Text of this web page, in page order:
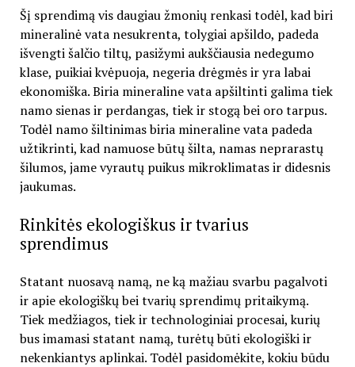
Šį sprendimą vis daugiau žmonių renkasi todėl, kad biri
mineralinė vata nesukrenta, tolygiai apšildo, padeda
išvengti šalčio tiltų, pasižymi aukščiausia nedegumo
klase, puikiai kvėpuoja, negeria drėgmės ir yra labai
ekonomiška. Biria mineraline vata apšiltinti galima tiek
namo sienas ir perdangas, tiek ir stogą bei oro tarpus.
Todėl namo šiltinimas biria mineraline vata padeda
užtikrinti, kad namuose būtų šilta, namas neprarastų
šilumos, jame vyrautų puikus mikroklimatas ir didesnis
jaukumas.
Rinkitės ekologiškus ir tvarius
sprendimus
Statant nuosavą namą, ne ką mažiau svarbu pagalvoti
ir apie ekologiškų bei tvarių sprendimų pritaikymą.
Tiek medžiagos, tiek ir technologiniai procesai, kurių
bus imamasi statant namą, turėtų būti ekologiški ir
nekenkiantys aplinkai. Todėl pasidomėkite, kokiu būdu